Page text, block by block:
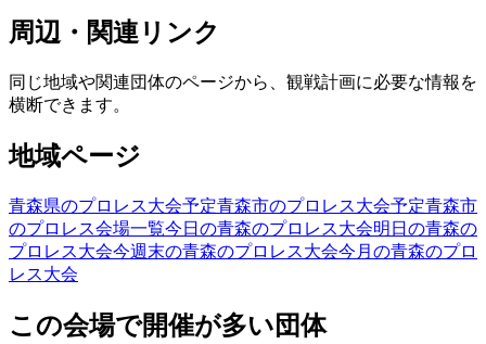
周辺・関連リンク
同じ地域や関連団体のページから、観戦計画に必要な情報を
横断できます。
地域ページ
青森県のプロレス大会予定青森市のプロレス大会予定青森市
のプロレス会場一覧今日の青森のプロレス大会明日の青森の
プロレス大会今週末の青森のプロレス大会今月の青森のプロ
レス大会
この会場で開催が多い団体